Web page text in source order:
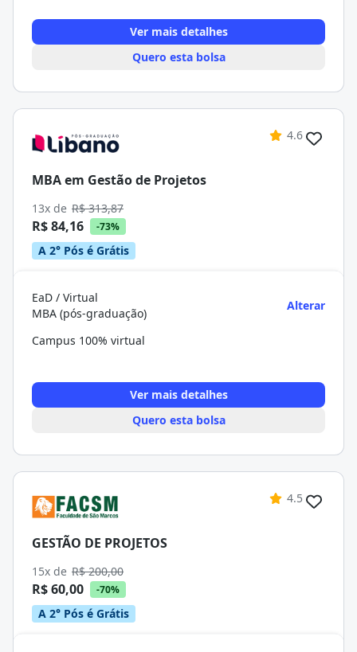
Ver mais detalhes
Quero esta bolsa
4.6
MBA em Gestão de Projetos
13x de R$ 313,87
R$ 84,16 -73%
A 2° Pós é Grátis
EaD / Virtual
MBA (pós-graduação)
Alterar
Campus 100% virtual
Ver mais detalhes
Quero esta bolsa
4.5
GESTÃO DE PROJETOS
15x de R$ 200,00
R$ 60,00 -70%
A 2° Pós é Grátis